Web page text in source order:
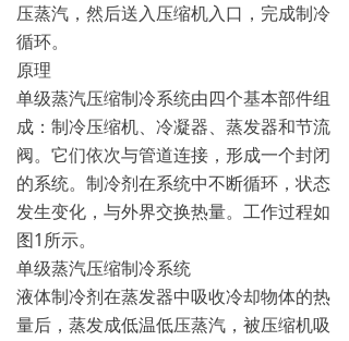
压蒸汽，然后送入压缩机入口，完成制冷
循环。
原理
单级蒸汽压缩制冷系统由四个基本部件组
成：制冷压缩机、冷凝器、蒸发器和节流
阀。它们依次与管道连接，形成一个封闭
的系统。制冷剂在系统中不断循环，状态
发生变化，与外界交换热量。工作过程如
图1所示。
单级蒸汽压缩制冷系统
液体制冷剂在蒸发器中吸收冷却物体的热
量后，蒸发成低温低压蒸汽，被压缩机吸